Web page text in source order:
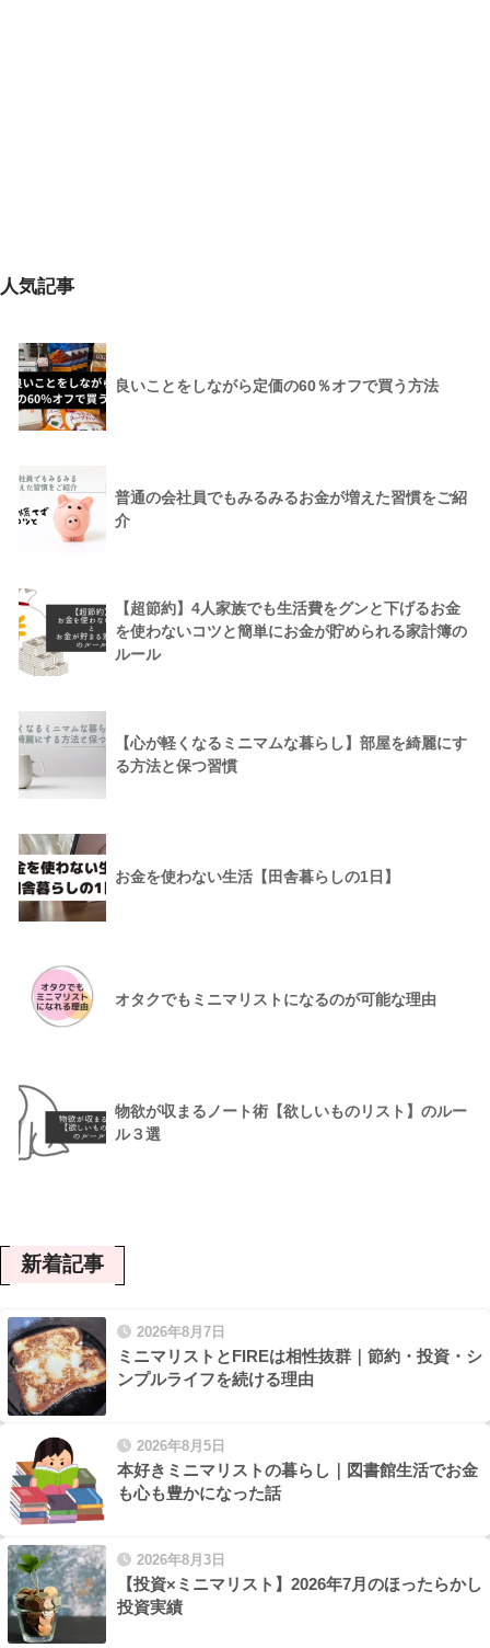
人気記事
良いことをしながら定価の60％オフで買う方法
普通の会社員でもみるみるお金が増えた習慣をご紹
介
【超節約】4人家族でも生活費をグンと下げるお金
を使わないコツと簡単にお金が貯められる家計簿の
ルール
【心が軽くなるミニマムな暮らし】部屋を綺麗にす
る方法と保つ習慣
お金を使わない生活【田舎暮らしの1日】
オタクでもミニマリストになるのが可能な理由
物欲が収まるノート術【欲しいものリスト】のルー
ル３選
新着記事
2026年8月7日
ミニマリストとFIREは相性抜群｜節約・投資・シ
ンプルライフを続ける理由
2026年8月5日
本好きミニマリストの暮らし｜図書館生活でお金
も心も豊かになった話
2026年8月3日
【投資×ミニマリスト】2026年7月のほったらかし
投資実績